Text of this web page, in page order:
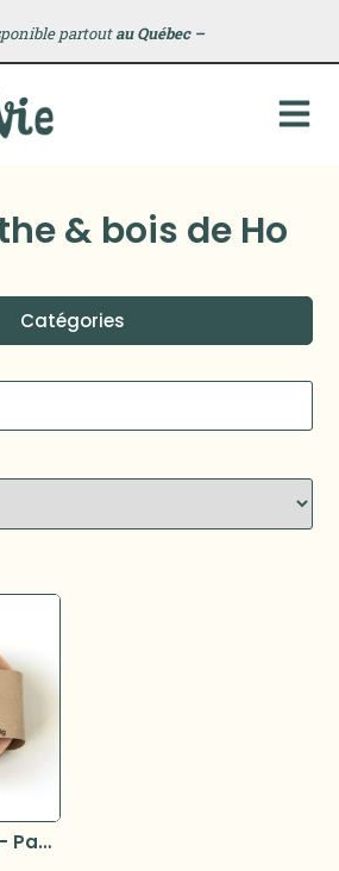
partoutau Québec –
& bois de Ho
Catégories
Savons Hermosa - Pastille de recharge savon a raser